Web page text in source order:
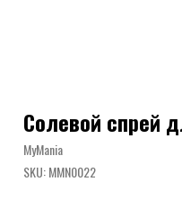
Солевой спрей
MyMania
SKU:MMN0022